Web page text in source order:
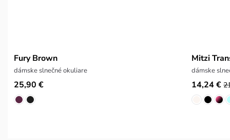
Fury Brown
dámske slnečné okuliare
25,90 €
Mitzi
dámske
14,24 €